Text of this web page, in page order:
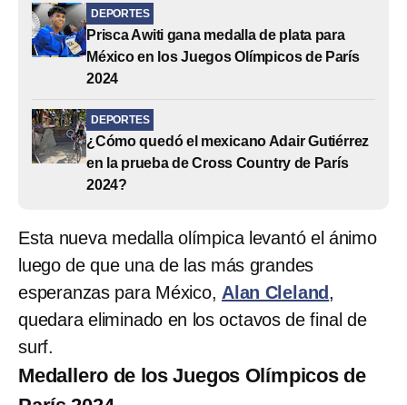
DEPORTES
Prisca Awiti gana medalla de plata para
México en los Juegos Olímpicos de París
2024
DEPORTES
¿Cómo quedó el mexicano Adair Gutiérrez
en la prueba de Cross Country de París
2024?
Esta nueva medalla olímpica levantó el ánimo
luego de que una de las más grandes
esperanzas para México, Alan Cleland ,
quedara eliminado en los octavos de final de
surf.
Medallero de los Juegos Olímpicos de